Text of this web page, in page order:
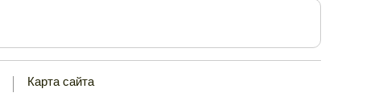
Карта сайта